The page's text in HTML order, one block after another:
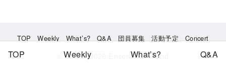
TOP Weekly What’s? Q&A 団員募集 活動予定 Concert
© 2023 - 2026 Ensemble Freund
TOP Weekly What’s? Q&A